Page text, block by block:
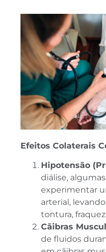
Efeitos Colaterais
Hipotensão
diálise,
experimentar
arterial,
tontura,
Cãibras
de fluidos